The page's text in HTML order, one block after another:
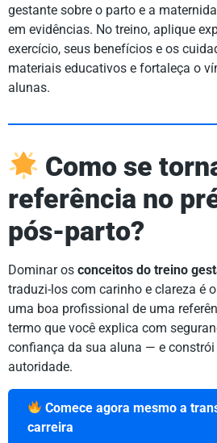
gestante sobre o parto e a
em evidências. No treino, aplique
exercício, seus benefícios e os
materiais educativos e fortaleça o
alunas.
Como se
referência no
pós-parto?
Dominar os conceitos do treino
traduzi-los com carinho e clareza é
uma boa profissional de uma
termo que você explica com
confiança da sua aluna — e constrói
autoridade.
Comece agora mesmo a
carreira